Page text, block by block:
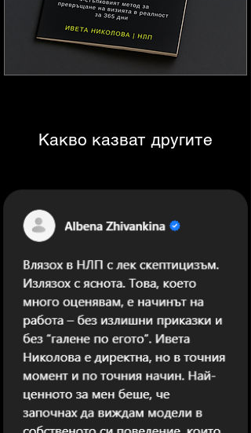
Какво казват другите